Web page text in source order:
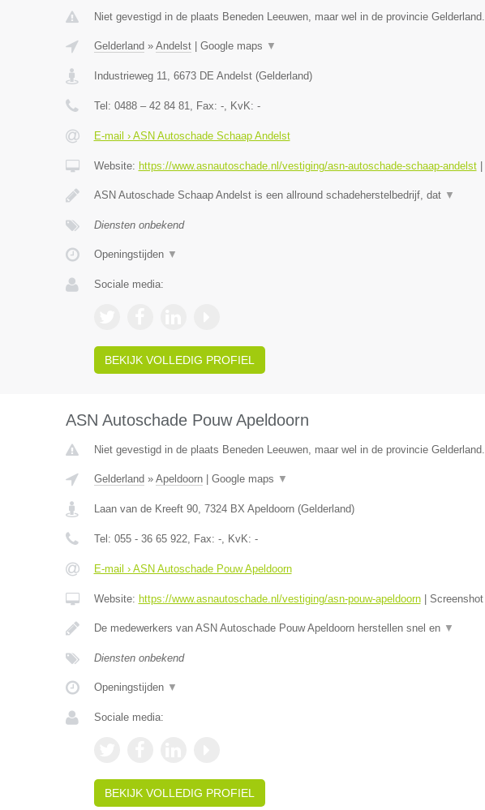
Niet gevestigd in de plaats Beneden Leeuwen, maar wel in de provincie Gelderland.
Gelderland » Andelst| Google maps ▼
Industrieweg 11, 6673 DE Andelst(Gelderland)
Tel: 0488 – 42 84 81, Fax: -, KvK: -
E-mail › ASN Autoschade Schaap Andelst
Website: https://www.asnautoschade.nl/vestiging/asn-autoschade-schaap-andelst|
ASN Autoschade Schaap Andelst is een allround schadeherstelbedrijf, dat ▼
Diensten onbekend
Openingstijden ▼
Sociale media:
BEKIJK VOLLEDIG PROFIEL
ASN Autoschade Pouw Apeldoorn
Niet gevestigd in de plaats Beneden Leeuwen, maar wel in de provincie Gelderland.
Gelderland » Apeldoorn| Google maps ▼
Laan van de Kreeft 90, 7324 BX Apeldoorn(Gelderland)
Tel: 055 - 36 65 922, Fax: -, KvK: -
E-mail › ASN Autoschade Pouw Apeldoorn
Website: https://www.asnautoschade.nl/vestiging/asn-pouw-apeldoorn| Screenshot
De medewerkers van ASN Autoschade Pouw Apeldoorn herstellen snel en ▼
Diensten onbekend
Openingstijden ▼
Sociale media:
BEKIJK VOLLEDIG PROFIEL